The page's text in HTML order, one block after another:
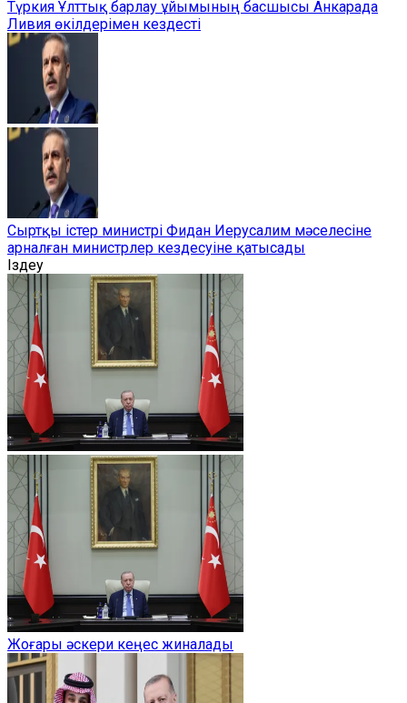
Түркия Ұлттық барлау ұйымының басшысы Анкарада
Ливия өкілдерімен кездесті
Сыртқы істер министрі Фидан Иерусалим мәселесіне
арналған министрлер кездесуіне қатысады
Іздеу
Жоғары әскери кеңес жиналады